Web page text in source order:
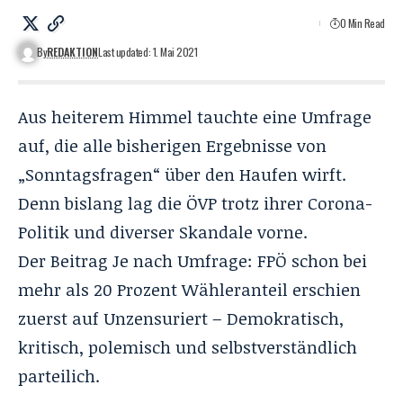
ByREDAKTIONLast updated: 1. Mai 2021
0 Min Read
Aus heiterem Himmel tauchte eine Umfrage
auf, die alle bisherigen Ergebnisse von
„Sonntagsfragen“ über den Haufen wirft.
Denn bislang lag die ÖVP trotz ihrer Corona-
Politik und diverser Skandale vorne.
Der Beitrag Je nach Umfrage: FPÖ schon bei
mehr als 20 Prozent Wähleranteil erschien
zuerst aufUnzensuriert – Demokratisch,
kritisch, polemisch und selbstverständlich
parteilich.